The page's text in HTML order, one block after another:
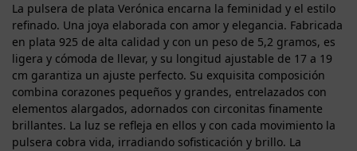
La pulsera de plata Verónica encarna la feminidad y el estilo
refinado. Una joya elaborada con amor y elegancia. Fabricada
en plata 925 de alta calidad y con un peso de 5,2 gramos, es
ligera y cómoda de llevar, y su longitud ajustable de 17 a 19
cm garantiza un ajuste perfecto. Su exquisita composición
combina corazones pequeños y grandes, entrelazados con
elementos alargados, adornados con circonitas finamente
brillantes. La luz se refleja en ellos y con cada movimiento la
pulsera cobra vida, irradiando sofisticación y brillo. La